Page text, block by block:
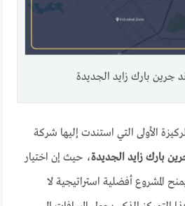
جرين بارك زايد الجديدة
الأولى التي استندت إليها شركة
بارك زايد الجديدة، حيث إن اختيار
المشروع أفضلية استراتيجية لا